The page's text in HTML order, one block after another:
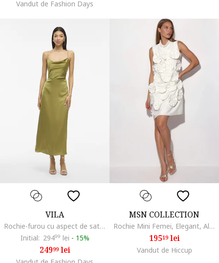
Vandut de Fashion Days
VILA
Rochie-furou cu aspect de satin, Verde masliniu
Initial: 29499 lei - 15%
24999lei
MSN COLLECTION
Rochie Mini Femei, Elegant, Alb, Broderie, Poliester/Lycra
19519lei
Vandut de Hiccup